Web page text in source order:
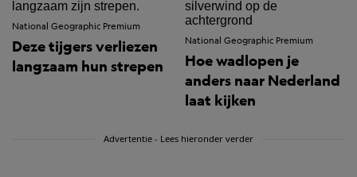
National Geographic Premium
Deze tijgers verliezen
langzaam hun strepen
National Geographic Premium
Hoe wadlopen je
anders naar Nederland
laat kijken
Advertentie - Lees hieronder verder